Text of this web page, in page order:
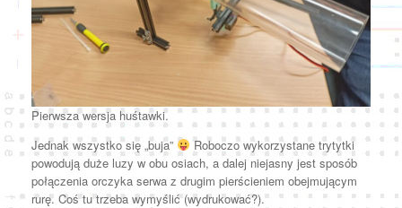
Pierwsza wersja huśtawki.
Jednak wszystko się „buja”
Roboczo wykorzystane trytytki
powodują duże luzy w obu osiach, a dalej niejasny jest sposób
połączenia orczyka serwa z drugim pierścieniem obejmującym
rurę. Coś tu trzeba wymyślić (wydrukować?).